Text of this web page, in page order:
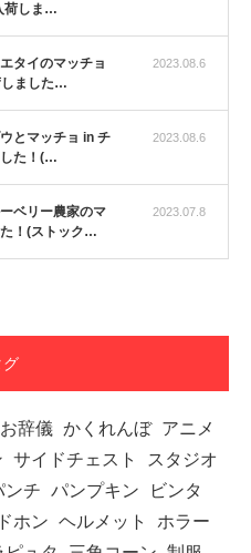
荷しま…
2023.08.6
タイのマッチョ
しました…
2023.08.6
とマッチョ in チ
した！(…
2023.07.8
ベリー農家のマ
！(ストック…
グ
お辞儀 かくれんぼ アニメ
サイドチェスト
スタジオ
ンチ パンプキン
ビンタ
ホン ヘルメット
ホラー
マッチョフリー素材メンバーが
録…
ジオ番組「ONE MORNING」